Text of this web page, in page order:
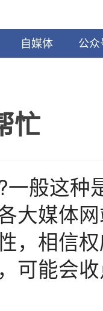
自媒体 公众
忙
般这种
大媒体
，相信
可能会